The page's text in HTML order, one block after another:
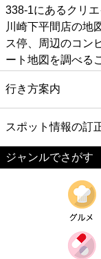
338-1にあるクリ
川崎下平間店の地
ス停、周辺のコン
ート地図を調べる
行き方案内
スポット情報の訂
ジャンルでさがす